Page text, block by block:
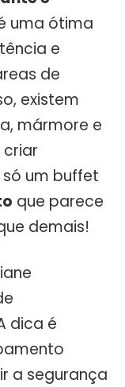
uma ótima
e
de
existem
mármore e
um buffet
que parece
demais!
dica é
a segurança